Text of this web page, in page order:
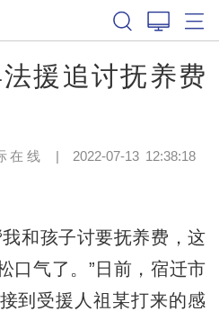
援追讨抚养费
在线 | 2022-07-13 12:38:18
和孩子讨要抚养费，这
口气了。”日前，宿迁市
到受援人祖某打来的感